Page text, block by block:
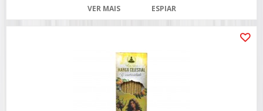
VER MAIS ESPIAR